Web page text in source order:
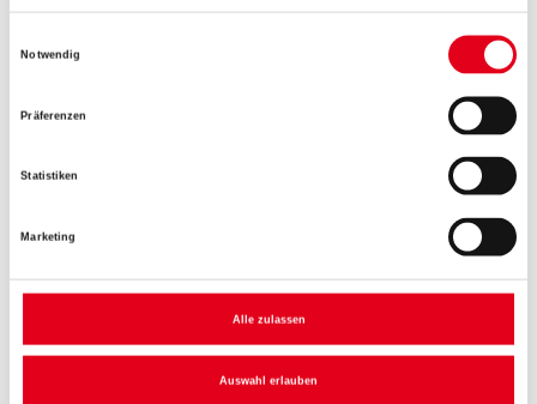
Notwendig
Präferenzen
Statistiken
Marketing
Alle zulassen
Auswahl erlauben
PRODUKTEIGENSCHAFTEN